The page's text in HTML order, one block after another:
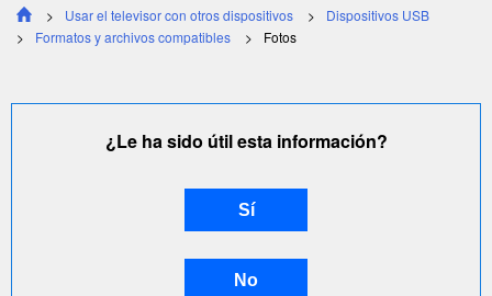
Usar el televisor con otros dispositivos
Dispositivos USB
Formatos y archivos compatibles
Fotos
¿Le ha sido útil esta información?